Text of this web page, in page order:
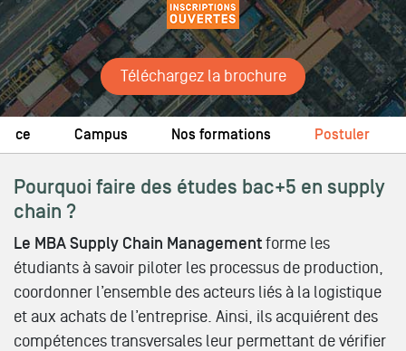
Téléchargez la brochure
Campus Nos formations Postuler
Pourquoi faire des études bac+5 en supply
chain ?
Le MBA Supply Chain Management forme les
étudiants à savoir piloter les processus de production,
coordonner l’ensemble des acteurs liés à la logistique
et aux achats de l’entreprise. Ainsi, ils acquiérent des
compétences transversales leur permettant de vérifier